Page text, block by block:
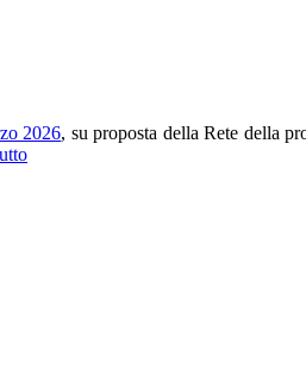
2026, su proposta della Rete della